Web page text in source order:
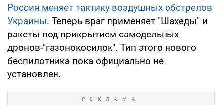
Россия меняет тактику воздушных обстрелов
Украины. Теперь враг применяет "Шахеды" и
ракеты под прикрытием самодельных
дронов-"газонокосилок". Тип этого нового
беспилотника пока официально не
установлен.